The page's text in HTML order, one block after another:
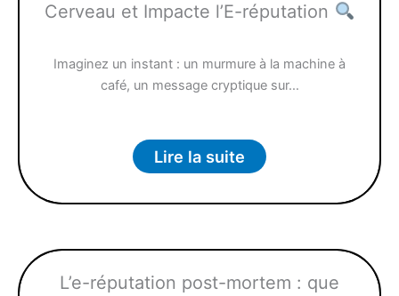
Cerveau et Impacte l’E-réputation
Imaginez un instant : un murmure à la machine à
café, un message cryptique sur…
Lire la suite
L’e-réputation post-mortem : que